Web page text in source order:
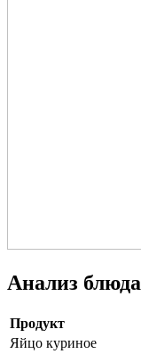
Анализ
Продукт
Яйцо куриное